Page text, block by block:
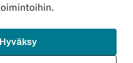
HyväksyHän oli tottunut
tilanteissa.”